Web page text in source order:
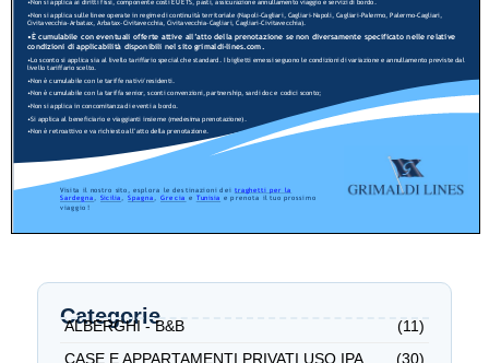
Categorie
ALBERGHI - B&B
(11)
CASE E APPARTAMENTI PRIVATI USO IPA
(30)